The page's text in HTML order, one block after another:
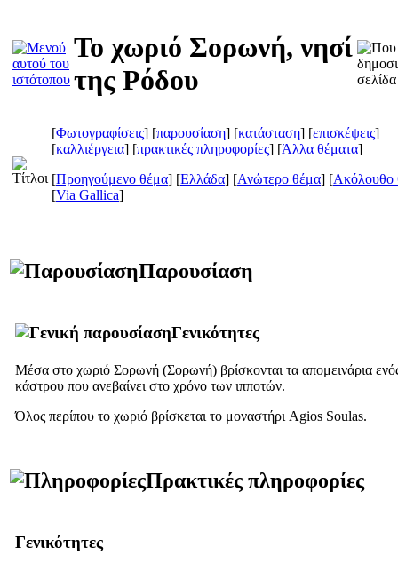
Το χωριό Σορωνή, νησί
της Ρόδου
[Φωτογραφίσεις] [παρουσίαση] [κατάσταση] [επισκέψεις]
[καλλιέργεια] [πρακτικές πληροφορίες] [Άλλα θέματα]
[Προηγούμενο θέμα] [Ελλάδα] [Ανώτερο θέμα] [Ακόλουθο
[Via Gallica]
Παρουσίαση
Γενικότητες
Μέσα στο χωριό Σορωνή (Σορωνή) βρίσκονται τα απομεινάρια
κάστρου που ανεβαίνει στο χρόνο των ιπποτών.
Όλος περίπου το χωριό βρίσκεται το μοναστήρι Agios Soulas.
Πρακτικές πληροφορίες
Γενικότητες